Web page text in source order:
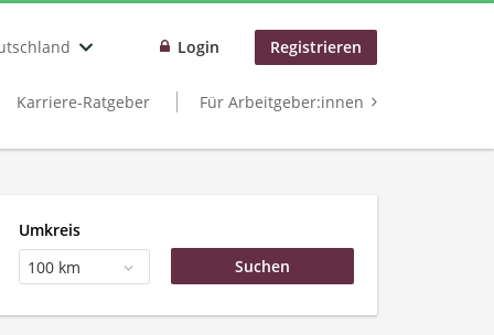
Login Registrieren
Karriere-Ratgeber Für Arbeitgeber:innen
Umkreis
100 km